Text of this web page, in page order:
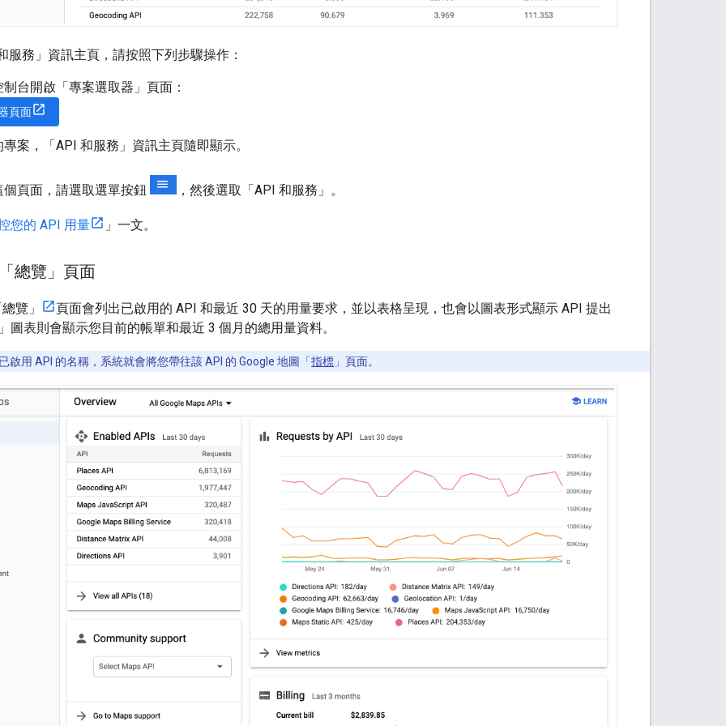
服務」資訊主頁，請按照下列步驟操作：
制台開啟「專案選取器」頁面：
頁面
案，「API 和服務」資訊主頁隨即顯示。
頁面，請選取選單按鈕 ，然後選取「API 和服務」 。
您的 API 用量 」一文。
總覽」頁面
覽」
頁面會列出已啟用的 API 和最近 30 天的用量要求，並以表格呈現，也會以圖表形式顯示 API 提出
圖表則會顯示您目前的帳單和最近 3 個月的總用量資料。
啟用 API 的名稱，系統就會將您帶往該 API 的 Google 地圖「 指標 」頁面。